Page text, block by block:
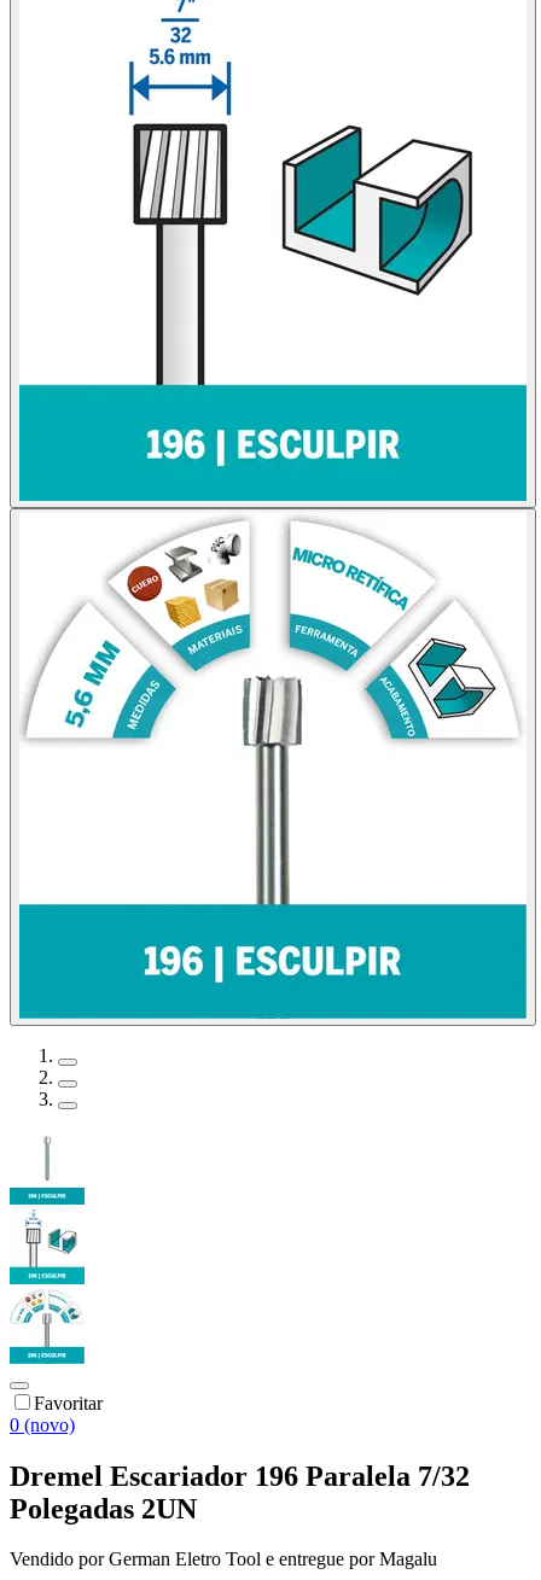
Favoritar
0 (novo)
Dremel Escariador 196 Paralela 7/32
Polegadas 2UN
Vendido porGerman Eletro Tool e entregue por Magalu